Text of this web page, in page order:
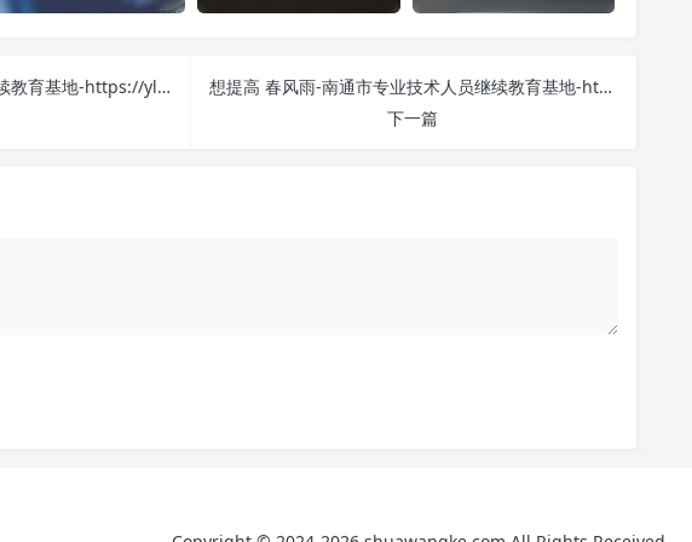
春风雨-伊犁州专业技术人员继续教育基地-https://ylzj.cfyedu.com 刷课也能轻松过！简单技巧大公开
想提高 春风雨-南通市专业技术人员继续教育基地-http://ntzj.cfyedu.com/ 刷课效率？看看这些实用技巧
下一篇